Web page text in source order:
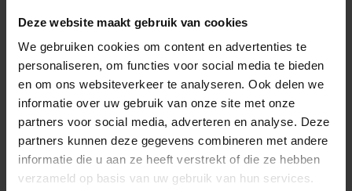
Deze website maakt gebruik van cookies
We gebruiken cookies om content en advertenties te
personaliseren, om functies voor social media te bieden
en om ons websiteverkeer te analyseren. Ook delen we
informatie over uw gebruik van onze site met onze
partners voor social media, adverteren en analyse. Deze
partners kunnen deze gegevens combineren met andere
informatie die u aan ze heeft verstrekt of die ze hebben
verzameld op basis van uw gebruik van hun services.
Wil je graag een afspraak?